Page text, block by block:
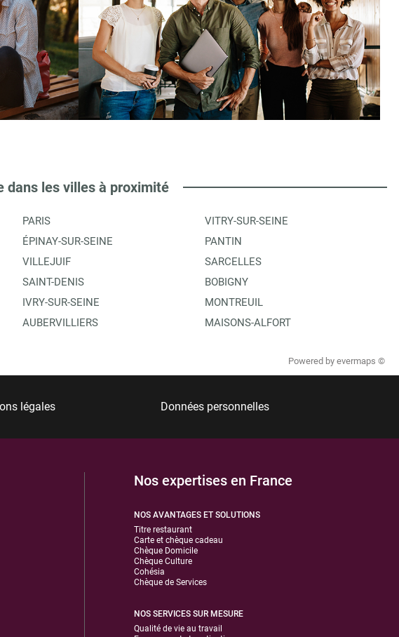
dans les villes à proximité
PARIS
ÉPINAY-SUR-SEINE
VILLEJUIF
SAINT-DENIS
IVRY-SUR-SEINE
AUBERVILLIERS
VITRY-SUR-SEINE
PANTIN
SARCELLES
BOBIGNY
MONTREUIL
MAISONS-ALFORT
Powered by evermaps ©
légales Données personnelles
Nos expertises en France
NOS AVANTAGES ET SOLUTIONS
Titre restaurant
Carte et chèque cadeau
Chèque Domicile
Chèque Culture
Cohésia
Chèque de Services
NOS SERVICES SUR MESURE
Qualité de vie au travail